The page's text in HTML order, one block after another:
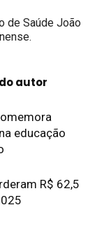
de Saúde João
autor
educação
R$ 62,5